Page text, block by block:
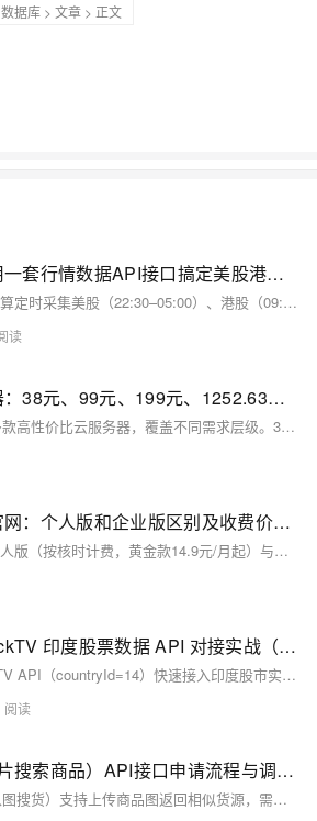
数据库 > 文章 > 正文
云上三年，我如何用一套行情数据API接口搞定美股港股双市场
本方案通过阿里云函数计算定时采集美股（22:30–05:00）、港股（09:30–16:00）指数数据，50行核心代码实现重试、OSS存储与月度归档；冷存降本70%，pandas自动对齐跨市场日期，支持高效回测与相关性分析。
阿里云特价云服务器：38元、99元、199元、1252.63元云服务器性能解析与选购指南
2026年阿里云活动推出多款高性价比云服务器，覆盖不同需求层级。38元/年轻量应用服务器（2核2G）适合个人建站与入门实践；99元/年经济型e实例（2核2G）适合小型企业官网与开发测试，享企业级品质保障；199元/年u1实例（2核4G）面向中小企业，提供独享算力与灵活扩展，支持AI助理快速部署；1252元/年u2i实例（4核8G）则适配中小型数据库、高并发Web应用及数据分析等复杂场景。用户需注意新用户限购、每日10点/15点抢购机制，以及首年特价续费恢复原价等规则，结合预算与业务需求合理选购。
阿里云无影云电脑官网：个人版和企业版区别及收费价格、APP下载链接、免费3个月申请攻略
阿里云无影云电脑提供个人版（按核时计费，黄金款14.9元/月起）与企业版（包月套餐，4核8G仅199元/年），支持Windows/macOS/手机多端接入。APP下载及免费试用（1个月）详见官方页面。阿里云无影官网：https://t.aliyun.com/U/4fqTBa
掘金南亚市场：StockTV 印度股票数据 API 对接实战（极致实时性）
本文介绍如何通过StockTV API（countryId=14）快速接入印度股市实时行情：涵盖NSE/BSE股票、Nifty 50指数、多周期K线、涨跌幅榜、公司资料及IPO日历，支持HTTP/WS双模式，助力开发者高效构建金融应用。（239字）
📷 1688拍立淘（图片搜索商品）API接口申请流程与调用Demo（附Python源码）
1688拍立淘图片搜索（以图搜货）支持上传商品图返回相似货源，需先申请白名单权限（自用型应用+人工审核），调用时须Base64编码图片并参与MD5签名。本文详解申请流程、参数规范、Python调用Demo及常见避坑指南，助力高效选品。（239字）